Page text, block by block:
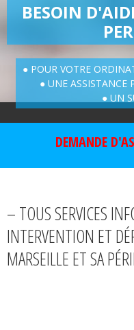
BESOIN
● POUR VOTRE
● UNE ASSISTANCE
● UN
DEMANDE
– TOUS SERVICES
INTERVENTION ET
MARSEILLE ET SA